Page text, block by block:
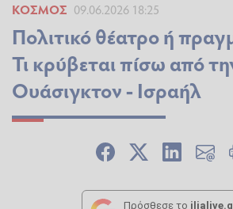
ΚΌΣΜΟΣ 09.06.2026 18:25
Πολιτικό θέατρο ή
Τι κρύβεται πίσω από
Ουάσιγκτον - Ισραήλ
Πρόσθεσε το